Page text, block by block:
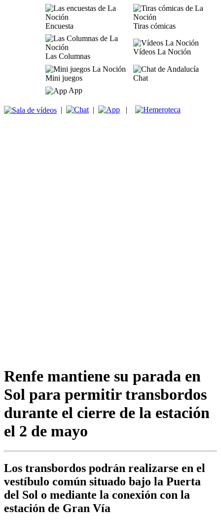
Encuesta Tiras cómicas
Las Columnas
Vídeos La Noción
Mini juegos
Chat
App
| | |
Renfe mantiene su parada en
Sol para permitir transbordos
durante el cierre de la estación
el 2 de mayo
Los transbordos podrán realizarse en el
vestíbulo común situado bajo la Puerta
del Sol o mediante la conexión con la
estación de Gran Vía